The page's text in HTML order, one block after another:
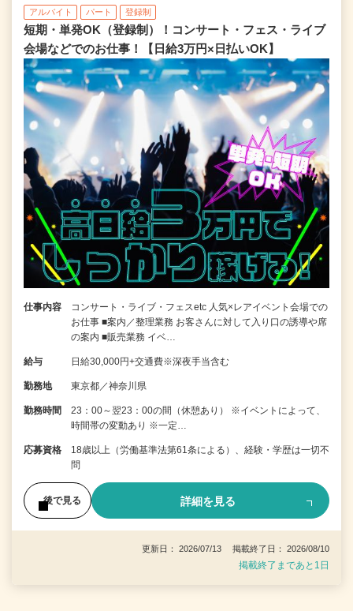
アルバイト パート 登録制
短期・単発OK（登録制）！コンサート・フェス・ライブ
会場などでのお仕事！【日給3万円×日払いOK】
仕事内容
コンサート・ライブ・フェスetc 人気×レアイベント会場での
お仕事 ■案内／整理業務 お客さんに対して入り口の誘導や席
の案内 ■販売業務 イベ…
給与 日給30,000円+交通費※深夜手当含む
勤務地 東京都／神奈川県
勤務時間
23：00～翌23：00の間（休憩あり） ※イベントによって、
時間帯の変動あり ※一定…
応募資格
18歳以上（労働基準法第61条による）、経験・学歴は一切不
問
後で見る 詳細を見る
更新日： 2026/07/13 掲載終了日： 2026/08/10
掲載終了まであと1日